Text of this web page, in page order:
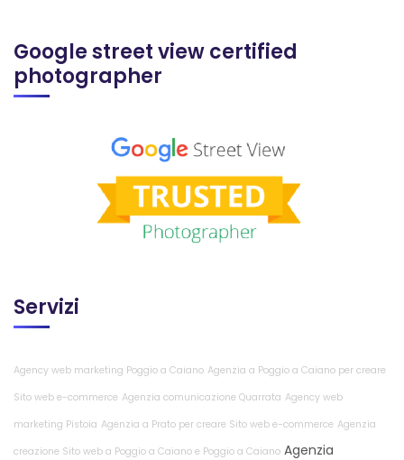
Google street view certified
photographer
Servizi
Agency web marketing Poggio a Caiano Agenzia a Poggio a Caiano per creare
Sito web e-commerce Agenzia comunicazione Quarrata Agency web
marketing Pistoia Agenzia a Prato per creare Sito web e-commerce Agenzia
creazione Sito web a Poggio a Caiano e Poggio a Caiano Agenzia